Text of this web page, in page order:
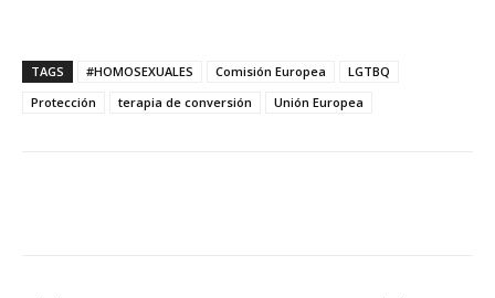
TAGS #HOMOSEXUALES Comisión Europea
LGTBQ
Protección
terapia de conversión Unión Europea